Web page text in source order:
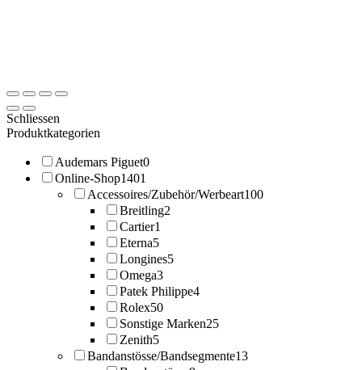
Schliessen
Produktkategorien
Audemars Piguet0
Online-Shop1401
Accessoires/Zubehör/Werbeart100
Breitling2
Cartier1
Eterna5
Longines5
Omega3
Patek Philippe4
Rolex50
Sonstige Marken25
Zenith5
Bandanstösse/Bandsegmente13